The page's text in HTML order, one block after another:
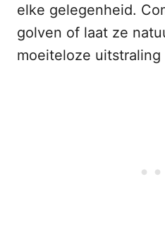
elke gelegenheid.
golven of laat ze
moeiteloze